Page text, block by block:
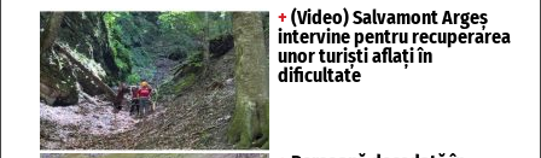
+ (Video) Salvamont Argeș
intervine pentru recuperarea
unor turişti aflaţi în
dificultate